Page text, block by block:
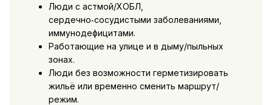
Люди с астмой/ХОБЛ,
сердечно‑сосудистыми заболеваниями,
иммунодефицитами.
Работающие на улице и в дыму/пыльных
зонах.
Люди без возможности герметизировать
жильё или временно сменить маршрут/
режим.